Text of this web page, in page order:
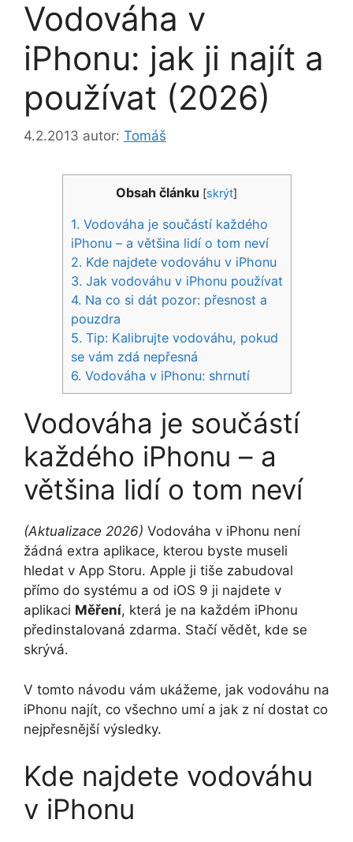
Vodováha v
iPhonu: jak ji najít a
používat (2026)
4.2.2013 autor: Tomáš
Obsah článku [skrýt]
1. Vodováha je součástí každého
iPhonu – a většina lidí o tom neví
2. Kde najdete vodováhu v iPhonu
3. Jak vodováhu v iPhonu používat
4. Na co si dát pozor: přesnost a
pouzdra
5. Tip: Kalibrujte vodováhu, pokud
se vám zdá nepřesná
6. Vodováha v iPhonu: shrnutí
Vodováha je součástí
každého iPhonu – a
většina lidí o tom neví
(Aktualizace 2026) Vodováha v iPhonu není
žádná extra aplikace, kterou byste museli
hledat v App Storu. Apple ji tiše zabudoval
přímo do systému a od iOS 9 ji najdete v
aplikaci Měření, která je na každém iPhonu
předinstalovaná zdarma. Stačí vědět, kde se
skrývá.
V tomto návodu vám ukážeme, jak vodováhu na
iPhonu najít, co všechno umí a jak z ní dostat co
nejpřesnější výsledky.
Kde najdete vodováhu
v iPhonu